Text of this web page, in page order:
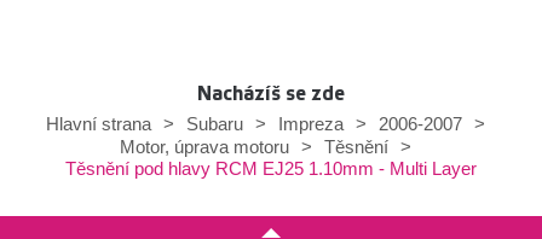
Nacházíš se zde
Hlavní strana
> Subaru > Impreza > 2006-2007
>
Motor, úprava motoru
> Těsnění
>
Těsnění pod hlavy RCM EJ25 1.10mm - Multi Layer